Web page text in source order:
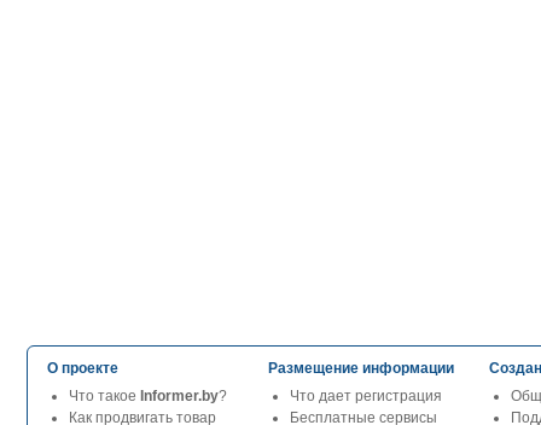
О проекте
Что такое Informer.by?
Как продвигать товар
Размещение информации
Что дает регистрация
Бесплатные сервисы